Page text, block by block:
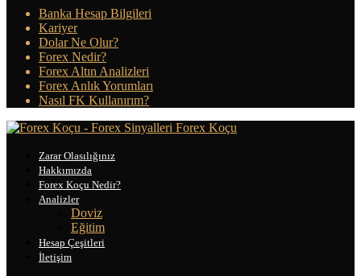
Banka Hesap Bilgileri
Kariyer
Dolar Ne Olur?
Forex Nedir?
Forex Altın Analizleri
Forex Anlık Yorumları
Nasıl FK Kullanırım?
Forex Koçu
Zarar Olasılığınız
Hakkımızda
Forex Koçu Nedir?
Analizler
Doviz
Eğitim
Hesap Çeşitleri
İletişim